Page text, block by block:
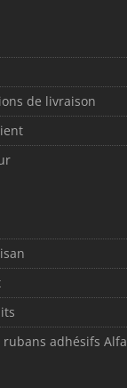
de livraison
adhésifs Alfa